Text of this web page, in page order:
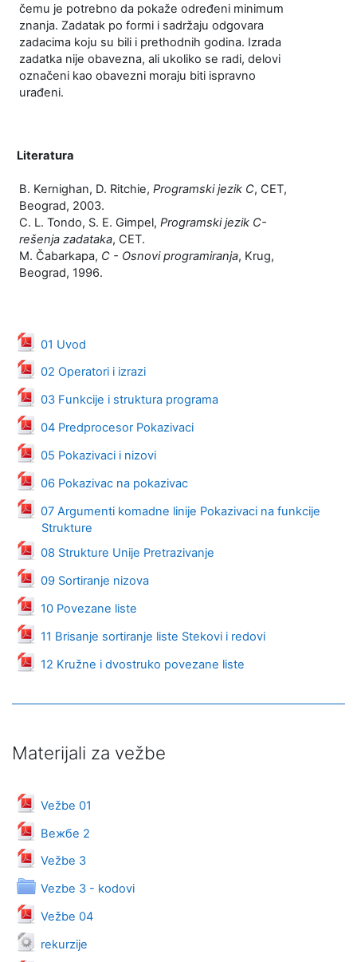
čemu je potrebno da pokaže određeni minimum
znanja. Zadatak po formi i sadržaju odgovara
zadacima koju su bili i prethodnih godina. Izrada
zadatka nije obavezna, ali ukoliko se radi, delovi
označeni kao obavezni moraju biti ispravno
urađeni.
Literatura
B. Kernighan, D. Ritchie,Programski jezik C, CET,
Beograd, 2003.
C. L. Tondo, S. E. Gimpel,Programski jezik C-
rešenja zadataka, CET.
M. Čabarkapa, C - Osnovi programiranja, Krug,
Beograd, 1996.
01 Uvod
Datoteka
02 Operatori i izrazi
Datoteka
03 Funkcije i struktura programa
Datoteka
04 Predprocesor Pokazivaci
Datoteka
05 Pokazivaci i nizovi
Datoteka
06 Pokazivac na pokazivac
Datoteka
07 Argumenti komadne linije Pokazivaci na funkcije
Strukture
Datoteka
08 Strukture Unije Pretrazivanje
Datoteka
09 Sortiranje nizova
Datoteka
10 Povezane listeDatoteka
11 Brisanje sortiranje liste Stekovi i redovi
Datoteka
12 Kružne i dvostruko povezane listeDatoteka
Materijali za vežbe
Vežbe 01
Datoteka
Вежбе 2
Datoteka
Vežbe 3
Datoteka
Vezbe 3 - kodoviDirektorijum
Vežbe 04
Datoteka
rekurzije
Datoteka